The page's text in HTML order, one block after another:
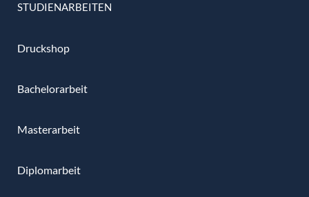
STUDIENARBEITEN
Druckshop
Bachelorarbeit
Masterarbeit
Diplomarbeit